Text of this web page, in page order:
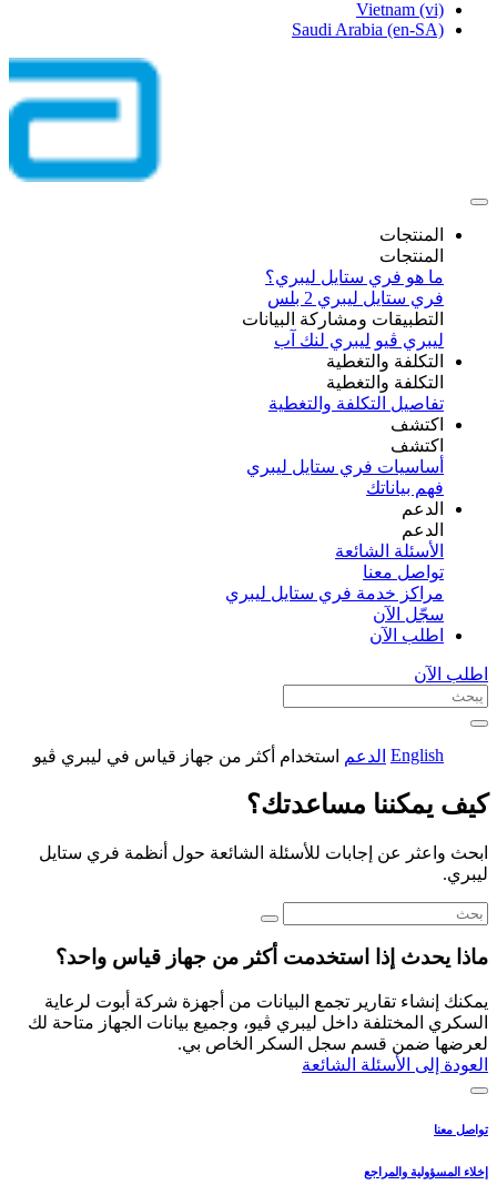
Vietnam (vi)
Saudi Arabia (en-SA)
المنتجات
المنتجات
ما هو فري ستايل ليبري؟
فري ستايل ليبري 2 بلس​
التطبيقات ومشاركة البيانات
ليبري ڤيو ليبري لنك آب
التكلفة والتغطية
التكلفة والتغطية
تفاصيل التكلفة والتغطية
اكتشف​
اكتشف​
أساسيات فري ستايل ليبري
فهم بياناتك
الدعم
الدعم
الأسئلة الشائعة
تواصل معنا
مراكز خدمة فري ستايل ليبري
سجّل الآن​
اطلب الآن
اطلب الآن
English الدعم استخدام أكثر من جهاز قياس في ليبري ڤيو
كيف يمكننا مساعدتك؟
ابحث واعثر عن إجابات للأسئلة الشائعة حول أنظمة فري ستايل
ليبري.
ماذا يحدث إذا استخدمت أكثر من جهاز قياس واحد؟
يمكنك إنشاء تقارير تجمع البيانات من أجهزة شركة أبوت لرعاية
السكري المختلفة داخل ليبري ڤيو، وجميع بيانات الجهاز متاحة لك
لعرضها ضمن قسم سجل السكر الخاص بي.
العودة إلى الأسئلة الشائعة
تواصل معنا
إخلاء المسؤولية والمراجع